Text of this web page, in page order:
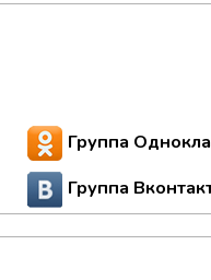
Группа
Группа